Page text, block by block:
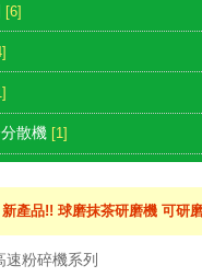
[6]
散機 [1]
產品!! 球磨抹茶研磨機 可研磨
速粉碎機系列